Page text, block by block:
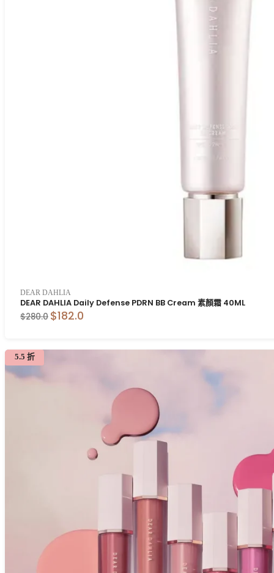
DEAR DAHLIA
DEAR DAHLIA Daily Defense PDRN BB Cream 素顏霜 40ML
$280.0 $182.0
5.5 折